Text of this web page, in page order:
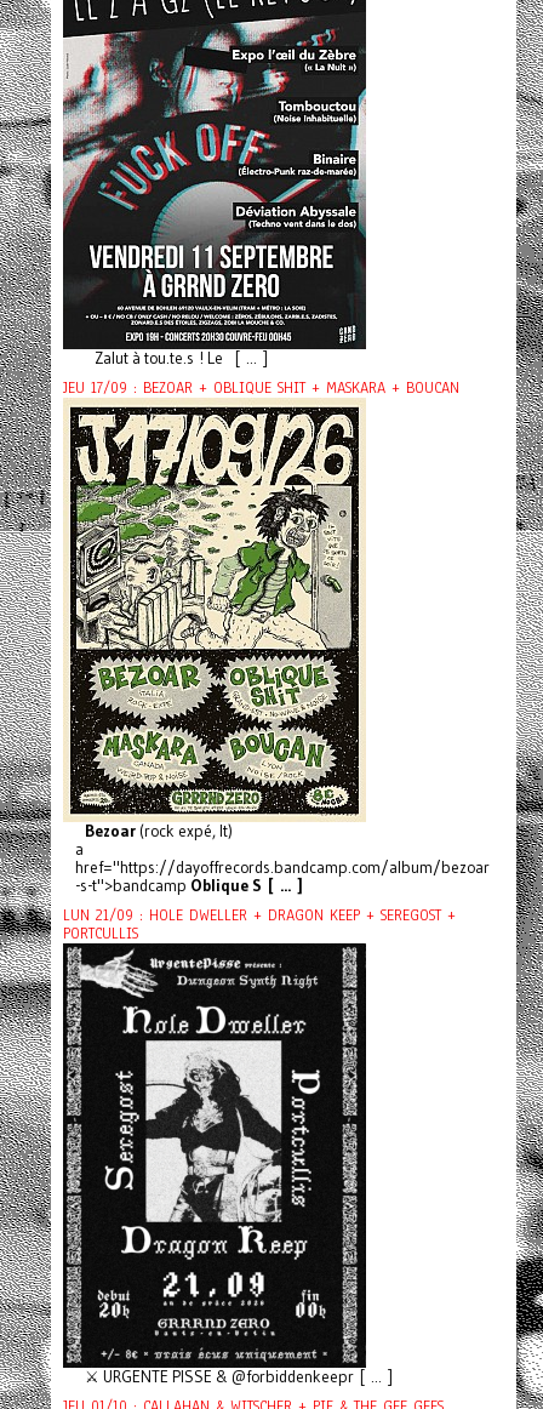
Zalut à tou.te.s ! Le [ ... ]
JEU 17/09 : BEZOAR + OBLIQUE SHIT + MASKARA + BOUCAN
Bezoar(rock expé, It)
a
href="https://dayoffrecords.bandcamp.com/album/bezoar
-s-t">bandcamp Oblique S [ ... ]
LUN 21/09 : HOLE DWELLER + DRAGON KEEP + SEREGOST +
PORTCULLIS
⚔️ URGENTE PISSE & @forbiddenkeepr [ ... ]